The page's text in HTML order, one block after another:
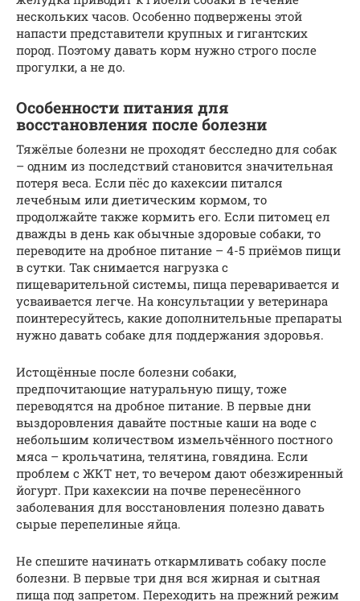
нескольких часов. Особенно подвержены этой
напасти представители крупных и гигантских
пород. Поэтому давать корм нужно строго после
прогулки, а не до.
Особенности питания для
восстановления после болезни
Тяжёлые болезни не проходят бесследно для собак
– одним из последствий становится значительная
потеря веса. Если пёс до кахексии питался
лечебным или диетическим кормом, то
продолжайте также кормить его. Если питомец ел
дважды в день как обычные здоровые собаки, то
переводите на дробное питание – 4-5 приёмов пищи
в сутки. Так снимается нагрузка с
пищеварительной системы, пища переваривается и
усваивается легче. На консультации у ветеринара
поинтересуйтесь, какие дополнительные препараты
нужно давать собаке для поддержания здоровья.
Истощённые после болезни собаки,
предпочитающие натуральную пищу, тоже
переводятся на дробное питание. В первые дни
выздоровления давайте постные каши на воде с
небольшим количеством измельчённого постного
мяса – крольчатина, телятина, говядина. Если
проблем с ЖКТ нет, то вечером дают обезжиренный
йогурт. При кахексии на почве перенесённого
заболевания для восстановления полезно давать
сырые перепелиные яйца.
Не спешите начинать откармливать собаку после
болезни. В первые три дня вся жирная и сытная
пища под запретом. Переходить на прежний режим